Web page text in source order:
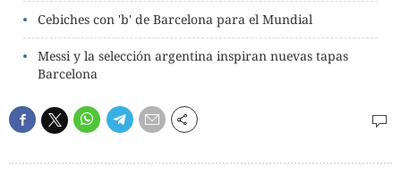
Cebiches con 'b' de Barcelona para el Mundial
Messi y la selección argentina inspiran nuevas tapas
Barcelona